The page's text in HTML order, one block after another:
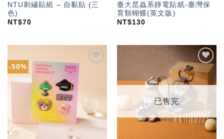
NTU刺繡貼紙 – 自黏貼 (三
色)
NT$70
臺大昆蟲系靜電貼紙-臺灣保
育類蝴蝶(英文版)
NT$130
-50%
加入
望輕
已售完